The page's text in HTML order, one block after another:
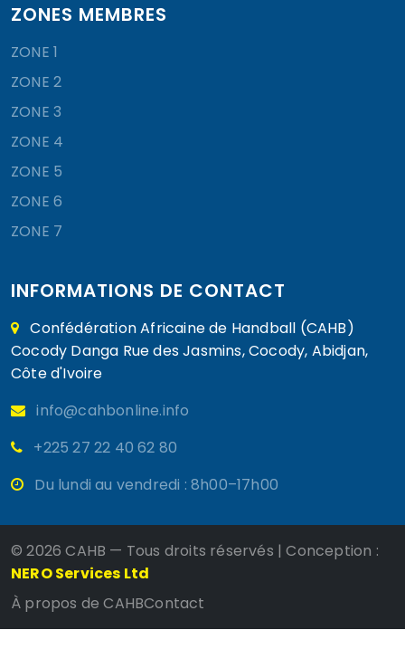
ZONES MEMBRES
ZONE 1
ZONE 2
ZONE 3
ZONE 4
ZONE 5
ZONE 6
ZONE 7
INFORMATIONS DE CONTACT
Confédération Africaine de Handball (CAHB)
Cocody Danga Rue des Jasmins, Cocody, Abidjan,
Côte d'Ivoire
info@cahbonline.info
+225 27 22 40 62 80
Du lundi au vendredi : 8h00–17h00
©2026 CAHB — Tous droits réservés | Conception :
NERO Services Ltd
À propos de CAHBContact